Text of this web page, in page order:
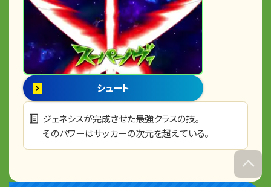
シュート
ジェネシスが完成させた最強クラスの技。
そのパワーはサッカーの次元を超えている。